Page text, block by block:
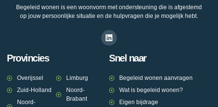
Begeleid wonen is een woonvorm met ondersteuning die is afgestemd
op jouw persoonlijke situatie en de hulpvragen die je mogelijk hebt.
Provincies
Overijssel
Zuid-Holland
Noord-
Limburg
Noord-
Brabant
Snel naar
Begeleid wonen aanvragen
Wat is begeleid wonen?
Eigen bijdrage